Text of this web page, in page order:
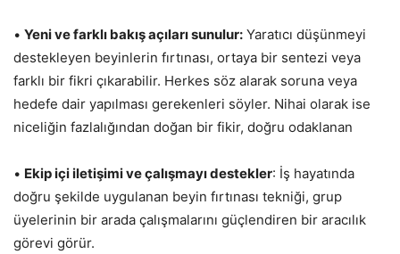
• Yeni ve farklı bakış açıları sunulur: Yaratıcı düşünmeyi
destekleyen beyinlerin fırtınası, ortaya bir sentezi veya
farklı bir fikri çıkarabilir. Herkes söz alarak soruna veya
hedefe dair yapılması gerekenleri söyler. Nihai olarak ise
niceliğin fazlalığından doğan bir fikir, doğru odaklanan
• Ekip içi iletişimi ve çalışmayı destekler: İş hayatında
doğru şekilde uygulanan beyin fırtınası tekniği, grup
üyelerinin bir arada çalışmalarını güçlendiren bir aracılık
görevi görür.